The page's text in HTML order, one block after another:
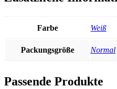
Farbe Weiß
Packungsgröße Normal
Passende Produkte